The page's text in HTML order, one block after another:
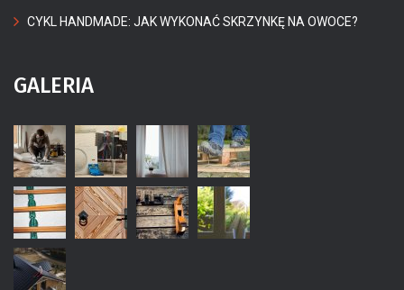
CYKL HANDMADE: JAK WYKONAĆ SKRZYNKĘ NA OWOCE?
GALERIA